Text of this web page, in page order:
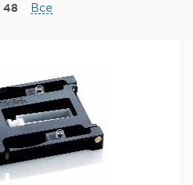
48 Все